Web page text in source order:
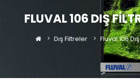
FLUVAL 106 DIŞ
Dış Filtreler Fluval 106